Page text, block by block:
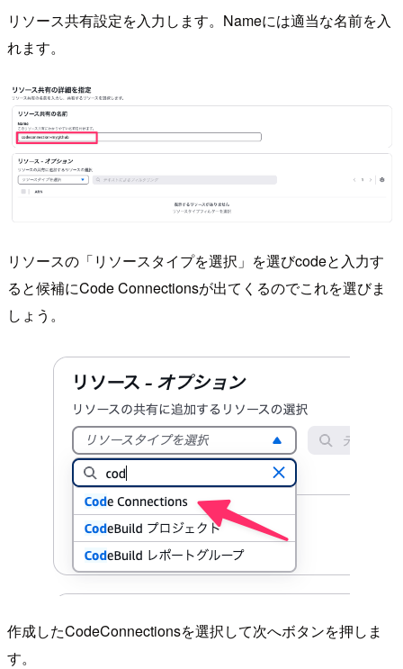
リソース共有設定を入力します。Nameには適当な名前を入
れます。
リソースの「リソースタイプを選択」を選びcodeと入力す
ると候補にCode Connectionsが出てくるのでこれを選びま
しょう。
作成したCodeConnectionsを選択して次へボタンを押しま
す。